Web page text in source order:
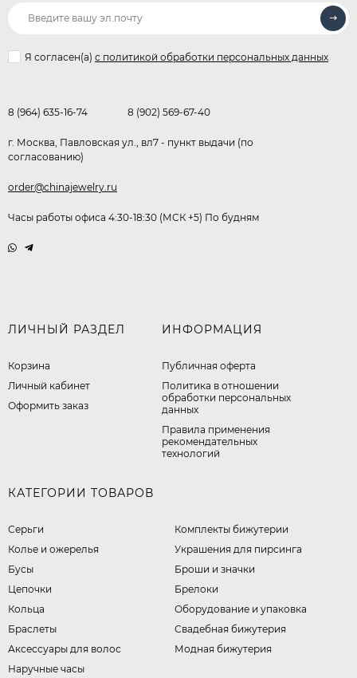
Я согласен(a) с политикой обработки персональных данных
8 (964) 635-16-74 8 (902) 569-67-40
г. Москва, Павловская ул., вл7 - пункт выдачи (по
согласованию)
order@chinajewelry.ru
Часы работы офиса 4:30-18:30 (МСК +5) По будням
ЛИЧНЫЙ РАЗДЕЛ
Корзина
Личный кабинет
Оформить заказ
ИНФОРМАЦИЯ
Публичная оферта
​Политика в отношении
обработки персональных
данных
Правила применения
рекомендательных
технологий
КАТЕГОРИИ ТОВАРОВ
Серьги
Колье и ожерелья
Бусы
Цепочки
Кольца
Браслеты
Аксессуары для волос
Наручные часы
Комплекты бижутерии
Украшения для пирсинга
Броши и значки
Брелоки
Оборудование и упаковка
Свадебная бижутерия
Модная бижутерия